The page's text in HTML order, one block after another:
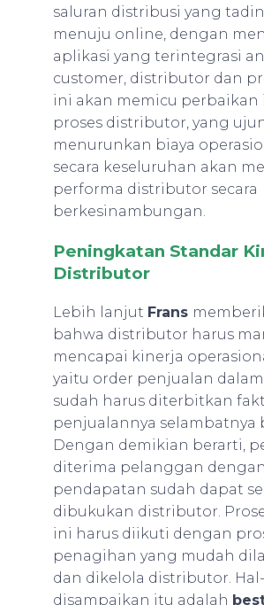
saluran distribusi yang
menuju online, dengan
aplikasi yang terintegrasi
customer, distributor dan
ini akan memicu perbaikan
proses distributor, yang
menurunkan biaya
secara keseluruhan akan
performa distributor secara
berkesinambungan.
Peningkatan Standar
Distributor
Lebih lanjut Frans
bahwa distributor harus
mencapai kinerja
yaitu order penjualan
sudah harus diterbitkan
penjualannya selambatnya
Dengan demikian berarti,
diterima pelanggan
pendapatan sudah dapat
dibukukan distributor.
ini harus diikuti dengan
penagihan yang mudah
dan dikelola distributor.
disampaikan itu adalah